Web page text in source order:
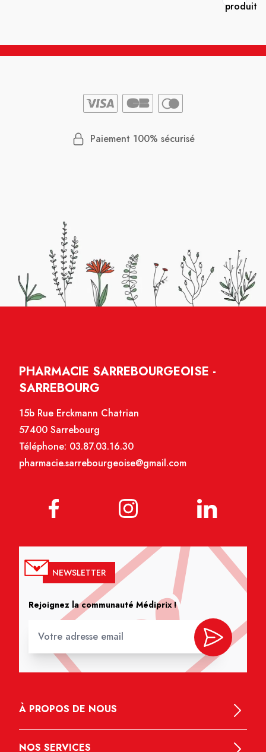
Paiement 100% sécurisé
PHARMACIE SARREBOURGEOISE -
SARREBOURG
15b Rue Erckmann Chatrian
57400 Sarrebourg
Téléphone: 03.87.03.16.30
pharmacie.sarrebourgeoise@gmail.com
NEWSLETTER
Rejoignez la communauté Médiprix !
À PROPOS DE NOUS
NOS SERVICES